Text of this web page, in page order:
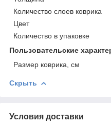
Количество слоев коврика
Цвет
Количество в упаковке
Пользовательские
Размер коврика, см
Скрыть
Условия доставки